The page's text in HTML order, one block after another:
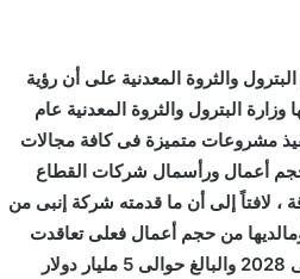
والثروة المعدنية على أن رؤية
البترول والثروة المعدنية عام
تنفيذ مشروعات متميزة فى كافة مجالات
حجم أعمال ورأسمال شركات القطاع
، لافتاً إلى أن ما قدمته شركة إنبى من
أعمال عن عام 2023 ، ومالديها من حجم أعمال فعلى تعاقدت
عليه خلال الفترة من 2024إلى 2028 والبالغ حوالى 5 مليار دولار